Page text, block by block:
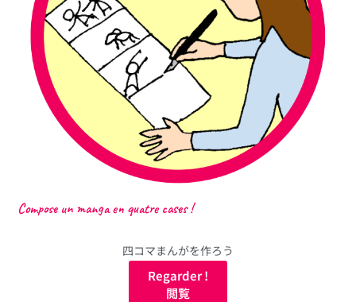
Compose un manga en quatre cases !
四コマまんがを作ろう
Regarder !
閲覧